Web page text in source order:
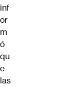
inf
or
m
ó
qu
e
las